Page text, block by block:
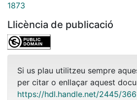
1873
Llicència de publicació
Si us plau utilitzeu sempre
per citar o enllaçar aquest
https://hdl.handle.net/2445/